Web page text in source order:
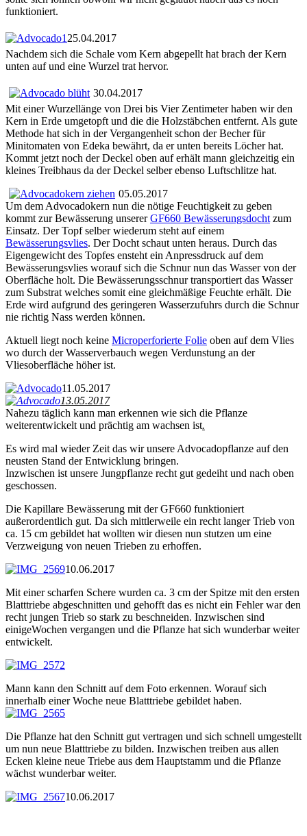
funktioniert.
25.04.2017
Nachdem sich die Schale vom Kern abgepellt hat brach der Kern
unten auf und eine Wurzel trat hervor.
30.04.2017
Mit einer Wurzellänge von Drei bis Vier Zentimeter haben wir den
Kern in Erde umgetopft und die die Holzstäbchen entfernt. Als gute
Methode hat sich in der Vergangenheit schon der Becher für
Minitomaten von Edeka bewährt, da er unten bereits Löcher hat.
Kommt jetzt noch der Deckel oben auf erhält mann gleichzeitig ein
kleines Treibhaus da der Deckel selber ebenso Luftschlitze hat.
05.05.2017
Um dem Advocadokern nun die nötige Feuchtigkeit zu geben
kommt zur Bewässerung unsererGF660 Bewässerungsdocht zum
Einsatz. Der Topf selber wiederum steht auf einem
Bewässerungsvlies. Der Docht schaut unten heraus. Durch das
Eigengewicht des Topfes ensteht ein Anpressdruck auf dem
Bewässerungsvlies worauf sich die Schnur nun das Wasser von der
Oberfläche holt. Die Bewässerungsschnur transportiert das Wasser
zum Substrat welches somit eine gleichmäßige Feuchte erhält. Die
Erde wird aufgrund des geringeren Wasserzufuhrs durch die Schnur
nie richtig Nass werden können.
Aktuell liegt noch keine Microperforierte Folie oben auf dem Vlies
wo durch der Wasserverbauch wegen Verdunstung an der
Vliesoberfläche höher ist.
11.05.2017
13.05.2017
Nahezu täglich kann man erkennen wie sich die Pflanze
weiterentwickelt und prächtig am wachsen ist.
Es wird mal wieder Zeit das wir unsere Advocadopflanze auf den
neusten Stand der Entwicklung bringen.
Inzwischen ist unsere Jungpflanze recht gut gedeiht und nach oben
geschossen.
Die Kapillare Bewässerung mit der GF660 funktioniert
außerordentlich gut. Da sich mittlerweile ein recht langer Trieb von
ca. 15 cm gebildet hat wollten wir diesen nun stutzen um eine
Verzweigung von neuen Trieben zu erhoffen.
10.06.2017
Mit einer scharfen Schere wurden ca. 3 cm der Spitze mit den ersten
Blatttriebe abgeschnitten und gehofft das es nicht ein Fehler war den
recht jungen Trieb so stark zu beschneiden. Inzwischen sind
einigeWochen vergangen und die Pflanze hat sich wunderbar weiter
entwickelt.
Mann kann den Schnitt auf dem Foto erkennen. Worauf sich
innerhalb einer Woche neue Blatttriebe gebildet haben.
Die Pflanze hat den Schnitt gut vertragen und sich schnell umgestellt
um nun neue Blatttriebe zu bilden. Inzwischen treiben aus allen
Ecken kleine neue Triebe aus dem Hauptstamm und die Pflanze
wächst wunderbar weiter.
10.06.2017